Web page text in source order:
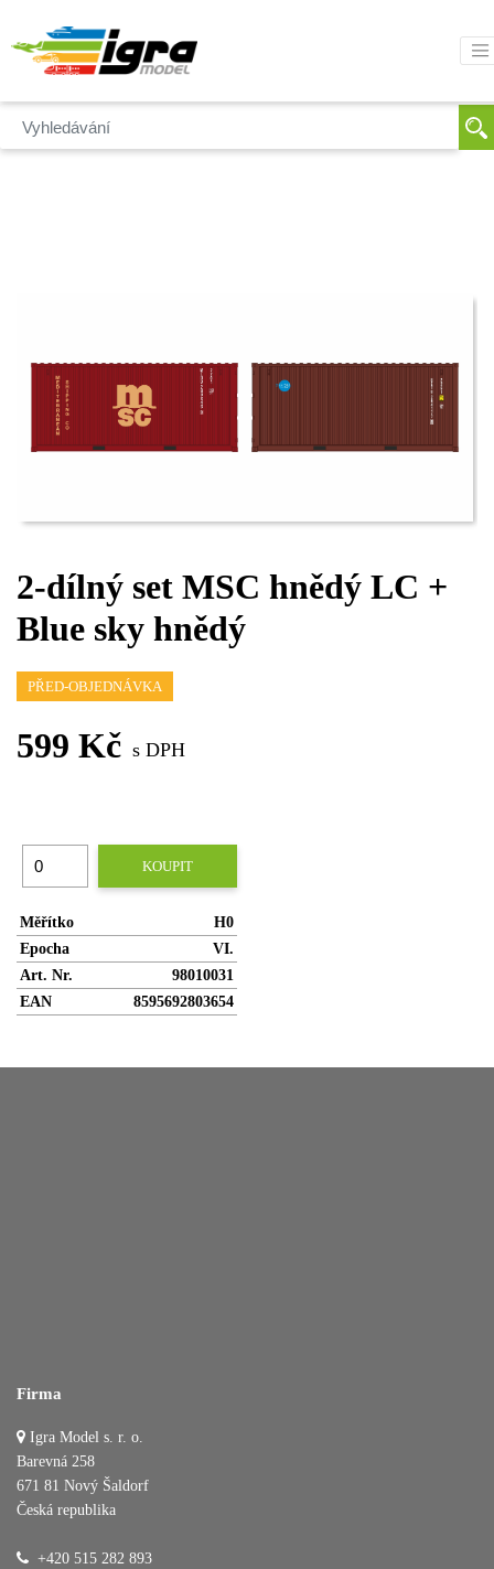
2-dílný set MSC hnědý LC +
Blue sky hnědý
PŘED-OBJEDNÁVKA
599 Kč s DPH
KOUPIT
Měřítko
H0
Epocha
VI.
Art. Nr.
98010031
EAN
8595692803654
Firma
Igra Model s. r. o.
Barevná 258
671 81 Nový Šaldorf
Česká republika
+420 515 282 893